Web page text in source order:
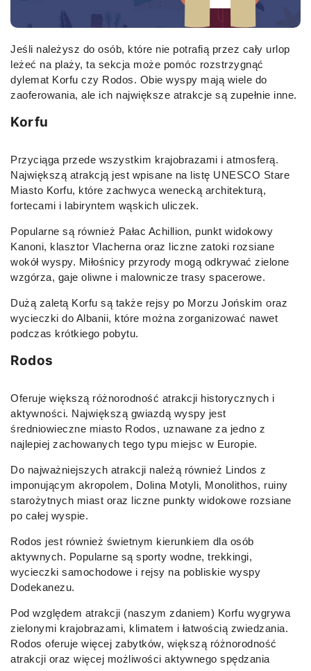
Jeśli należysz do osób, które nie potrafią przez cały urlop
leżeć na plaży, ta sekcja może pomóc rozstrzygnąć
dylemat Korfu czy Rodos. Obie wyspy mają wiele do
zaoferowania, ale ich największe atrakcje są zupełnie inne.
Korfu
Przyciąga przede wszystkim krajobrazami i atmosferą.
Największą atrakcją jest wpisane na listę UNESCO Stare
Miasto Korfu, które zachwyca wenecką architekturą,
fortecami i labiryntem wąskich uliczek.
Popularne są również Pałac Achillion, punkt widokowy
Kanoni, klasztor Vlacherna oraz liczne zatoki rozsiane
wokół wyspy. Miłośnicy przyrody mogą odkrywać zielone
wzgórza, gaje oliwne i malownicze trasy spacerowe.
Dużą zaletą Korfu są także rejsy po Morzu Jońskim oraz
wycieczki do Albanii, które można zorganizować nawet
podczas krótkiego pobytu.
Rodos
Oferuje większą różnorodność atrakcji historycznych i
aktywności. Największą gwiazdą wyspy jest
średniowieczne miasto Rodos, uznawane za jedno z
najlepiej zachowanych tego typu miejsc w Europie.
Do najważniejszych atrakcji należą również Lindos z
imponującym akropolem, Dolina Motyli, Monolithos, ruiny
starożytnych miast oraz liczne punkty widokowe rozsiane
po całej wyspie.
Rodos jest również świetnym kierunkiem dla osób
aktywnych. Popularne są sporty wodne, trekkingi,
wycieczki samochodowe i rejsy na pobliskie wyspy
Dodekanezu.
Pod względem atrakcji (naszym zdaniem) Korfu wygrywa
zielonymi krajobrazami, klimatem i łatwością zwiedzania.
Rodos oferuje więcej zabytków, większą różnorodność
atrakcji oraz więcej możliwości aktywnego spędzania